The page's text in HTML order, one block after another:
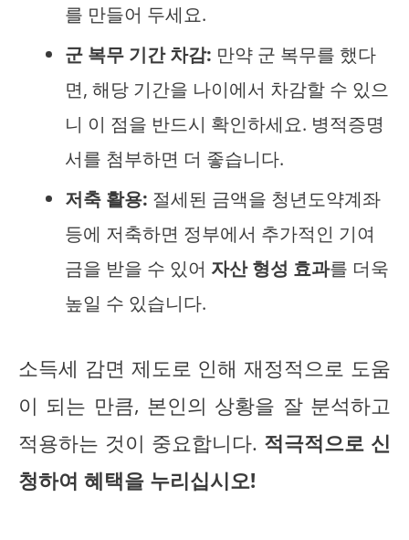
를 만들어 두세요.
군 복무 기간 차감: 만약 군 복무를 했다
면, 해당 기간을 나이에서 차감할 수 있으
니 이 점을 반드시 확인하세요. 병적증명
서를 첨부하면 더 좋습니다.
저축 활용: 절세된 금액을 청년도약계좌
등에 저축하면 정부에서 추가적인 기여
금을 받을 수 있어 자산 형성 효과를 더욱
높일 수 있습니다.
소득세 감면 제도로 인해 재정적으로 도움
이 되는 만큼, 본인의 상황을 잘 분석하고
적용하는 것이 중요합니다. 적극적으로 신
청하여 혜택을 누리십시오!